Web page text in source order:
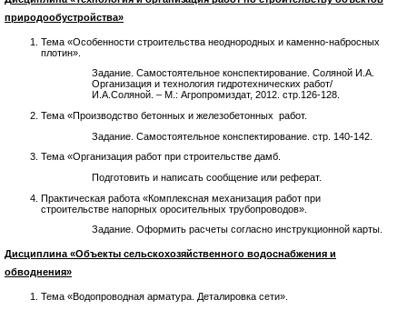
природообустройства»
Тема «Особенности строительства неоднородных и каменно-набросных
плотин».
Задание. Самостоятельное конспектирование. Соляной И.А.
Организация и технология гидротехнических работ/
И.А.Соляной. – М.: Агропромиздат, 2012. стр.126-128.
Тема «Производство бетонных и железобетонных работ.
Задание. Самостоятельное конспектирование. стр. 140-142.
Тема «Организация работ при строительстве дамб.
Подготовить и написать сообщение или реферат.
Практическая работа «Комплексная механизация работ при
строительстве напорных оросительных трубопроводов».
Задание. Оформить расчеты согласно инструкционной карты.
Дисциплина «Объекты сельскохозяйственного водоснабжения и
обводнения»
Тема «Водопроводная арматура. Деталировка сети».